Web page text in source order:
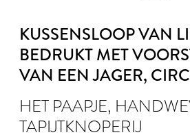
KUSSENSLOOP VAN
BEDRUKT MET
VAN EEN JAGER,
HET PAAPJE,
TAPIJTKNOPERIJ